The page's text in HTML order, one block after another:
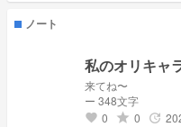
ノート
私のオリキャ
来てね〜
ー 348文字
favorite 0 grade 0 update